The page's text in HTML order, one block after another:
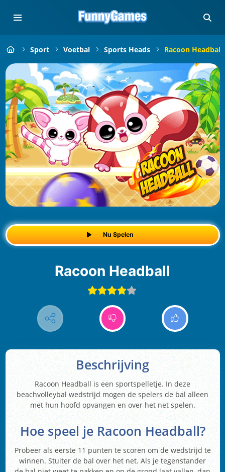
Sport Voetbal Sports Heads Racoon Headball
Nu Spelen
Racoon Headball
Beschrijving
Racoon Headball is een sportspelletje. In deze
beachvolleybal wedstrijd mogen de spelers de bal alleen
met hun hoofd opvangen en over het net spelen.
Hoe speel je Racoon Headball?
Probeer als eerste 11 punten te scoren om de wedstrijd te
winnen. Stuiter de bal over het net. Als je tegenstander